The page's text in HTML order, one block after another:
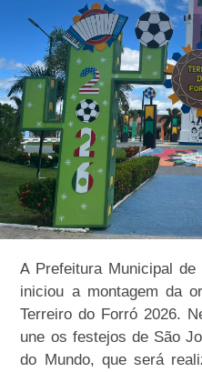
A Prefeitura Municipal
iniciou a montagem da
Terreiro do Forró 2026.
une os festejos de São
do Mundo, que será